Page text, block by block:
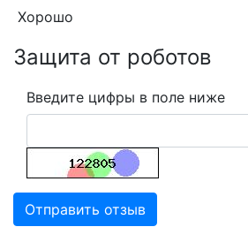
Хорошо
Защита от роботов
Введите цифры в поле ниже
Отправить отзыв